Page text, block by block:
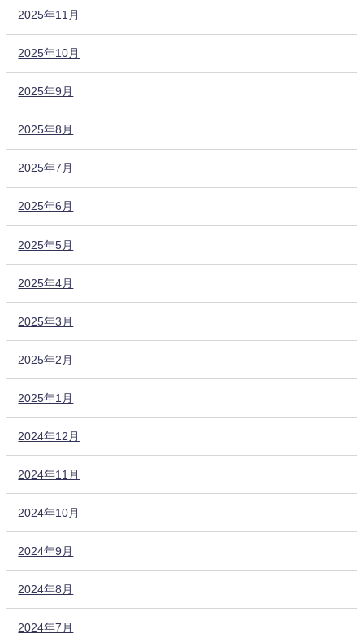
2025年11月
2025年10月
2025年9月
2025年8月
2025年7月
2025年6月
2025年5月
2025年4月
2025年3月
2025年2月
2025年1月
2024年12月
2024年11月
2024年10月
2024年9月
2024年8月
2024年7月